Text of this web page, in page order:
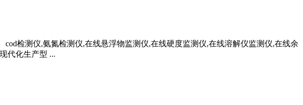
检测仪,氨氮检测仪,在线悬浮物监测仪,在线硬度监测仪,在线溶解仪监测仪,在线余
代化生产型 ...